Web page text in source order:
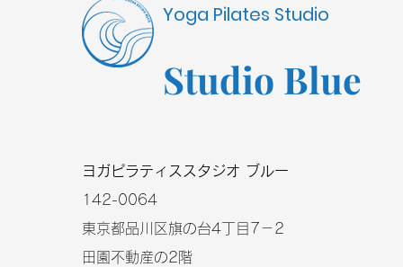
Yoga Pilates Studio
Studio Blue
​ヨガピラティススタジオ ブルー
​142-0064
東京都品川区旗の台4丁目7－2
田園不動産の2階